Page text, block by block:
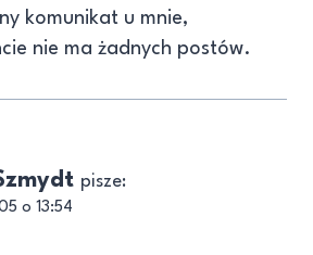
komunikat u mnie,
nie ma żadnych postów.
pisze:
o 13:54